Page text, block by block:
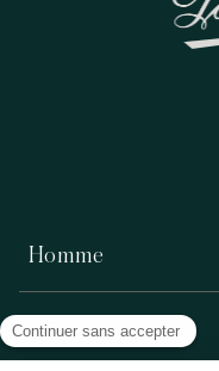
Homme
Femme